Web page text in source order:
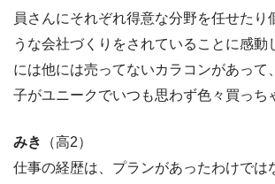
員さんにそれぞれ得意な分野を任せたり
うな会社づくりをされていることに感動
には他には売ってないカラコンがあって
子がユニークでいつも思わず色々買っち
みき
（高2）
仕事の経歴は、プランがあったわけでは